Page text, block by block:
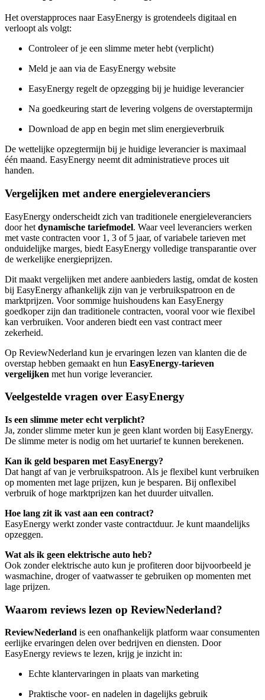
Het overstapproces naar EasyEnergy is grotendeels digitaal en
verloopt als volgt:
Controleer of je een slimme meter hebt (verplicht)
Meld je aan via de EasyEnergy website
EasyEnergy regelt de opzegging bij je huidige leverancier
Na goedkeuring start de levering volgens de overstaptermijn
Download de app en begin met slim energieverbruik
De wettelijke opzegtermijn bij je huidige leverancier is maximaal
één maand. EasyEnergy neemt dit administratieve proces uit
handen.
Vergelijken met andere energieleveranciers
EasyEnergy onderscheidt zich van traditionele energieleveranciers
door het dynamische tariefmodel. Waar veel leveranciers werken
met vaste contracten voor 1, 3 of 5 jaar, of variabele tarieven met
onduidelijke marges, biedt EasyEnergy volledige transparantie over
de werkelijke energieprijzen.
Dit maakt vergelijken met andere aanbieders lastig, omdat de kosten
bij EasyEnergy afhankelijk zijn van je verbruikspatroon en de
marktprijzen. Voor sommige huishoudens kan EasyEnergy
goedkoper zijn dan traditionele contracten, vooral voor wie flexibel
kan verbruiken. Voor anderen biedt een vast contract meer
zekerheid.
Op ReviewNederland kun je ervaringen lezen van klanten die de
overstap hebben gemaakt en hun EasyEnergy-tarieven
vergelijken met hun vorige leverancier.
Veelgestelde vragen over EasyEnergy
Is een slimme meter echt verplicht?
Ja, zonder slimme meter kun je geen klant worden bij EasyEnergy.
De slimme meter is nodig om het uurtarief te kunnen berekenen.
Kan ik geld besparen met EasyEnergy?
Dat hangt af van je verbruikspatroon. Als je flexibel kunt verbruiken
op momenten met lage prijzen, kun je besparen. Bij onflexibel
verbruik of hoge marktprijzen kan het duurder uitvallen.
Hoe lang zit ik vast aan een contract?
EasyEnergy werkt zonder vaste contractduur. Je kunt maandelijks
opzeggen.
Wat als ik geen elektrische auto heb?
Ook zonder elektrische auto kun je profiteren door bijvoorbeeld je
wasmachine, droger of vaatwasser te gebruiken op momenten met
lage prijzen.
Waarom reviews lezen op ReviewNederland?
ReviewNederland is een onafhankelijk platform waar consumenten
eerlijke ervaringen delen over bedrijven en diensten. Door
EasyEnergy reviews te lezen, krijg je inzicht in:
Echte klantervaringen in plaats van marketing
Praktische voor- en nadelen in dagelijks gebruik